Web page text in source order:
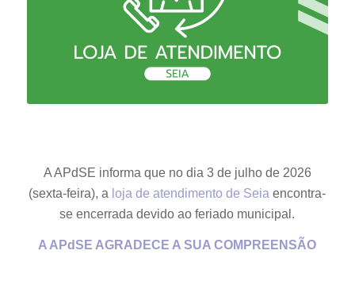
A APdSE informa que no dia 3 de julho de 2026
(sexta-feira), a loja de atendimento de Seia encontra-
se encerrada devido ao feriado municipal.
A APdSE AGRADECE A SUA COMPREENSÃO